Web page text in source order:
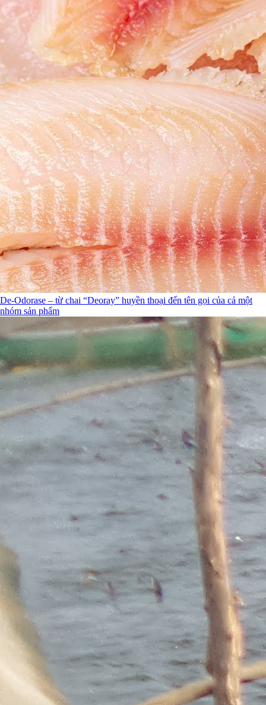
De-Odorase – từ chai “Deoray” huyền thoại đến tên gọi của cả một
nhóm sản phẩm